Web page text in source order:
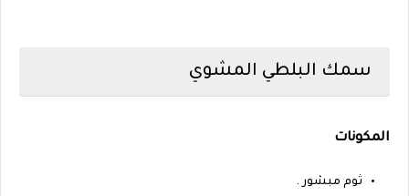
سمك البلطي المشوي
المكونات
ثوم مبشور .